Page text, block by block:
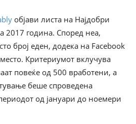
објави листа на Најдобри
2017 година. Според неа,
број еден, додека на Facebook
Критериумот вклучува
повеќе од 500 вработени, а
беше спроведена
од јануари до ноемери